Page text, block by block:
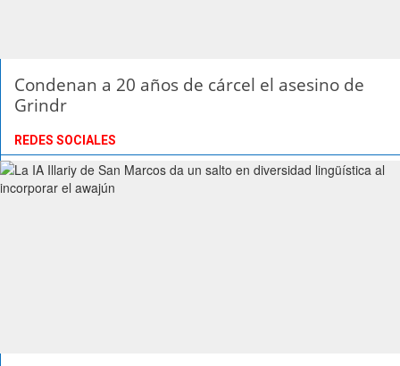
Condenan a 20 años de cárcel el asesino de
Grindr
REDES SOCIALES